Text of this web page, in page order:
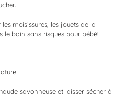
moisissures, les jouets de la
le bain sans risques pour bébé!
savonneuse et laisser sécher à